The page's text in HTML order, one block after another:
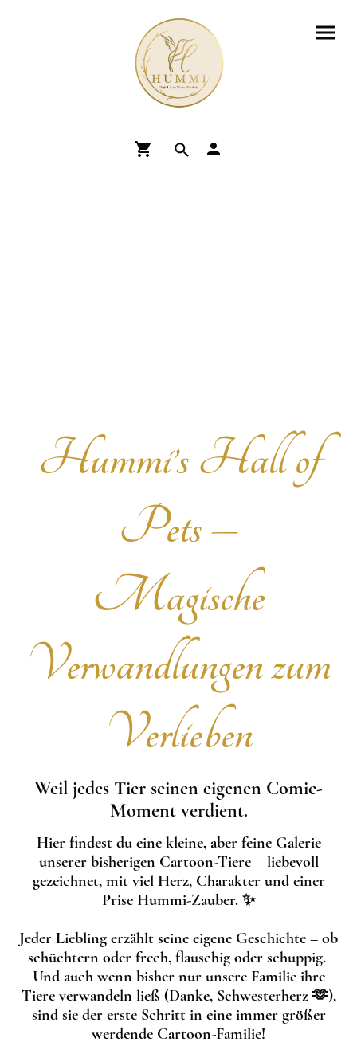
Hummi’s Hall of
Pets –
Magische
Verwandlungen zum
Verlieben
Weil jedes Tier seinen eigenen Comic-
Moment verdient.
Hier findest du eine kleine, aber feine Galerie
unserer bisherigen Cartoon-Tiere – liebevoll
gezeichnet, mit viel Herz, Charakter und einer
Prise Hummi-Zauber. ✨
Jeder Liebling erzählt seine eigene Geschichte – ob
schüchtern oder frech, flauschig oder schuppig.
Und auch wenn bisher nur unsere Familie ihre
Tiere verwandeln ließ (Danke, Schwesterherz 🫶),
sind sie der erste Schritt in eine immer größer
werdende Cartoon-Familie!